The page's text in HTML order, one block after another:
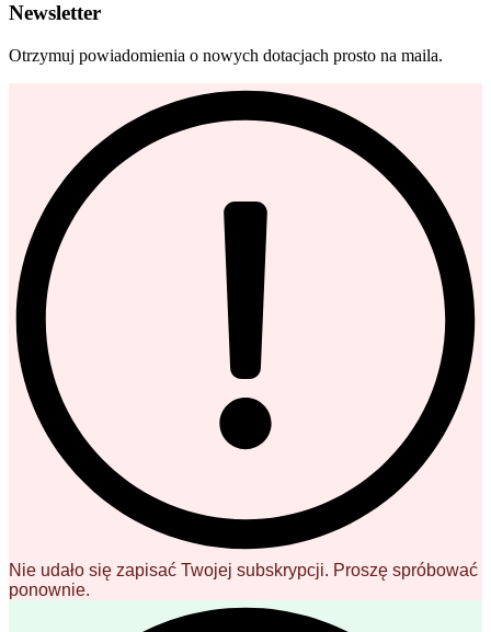
Newsletter
Otrzymuj powiadomienia o nowych dotacjach prosto na maila.
Nie udało się zapisać Twojej subskrypcji. Proszę spróbować
ponownie.